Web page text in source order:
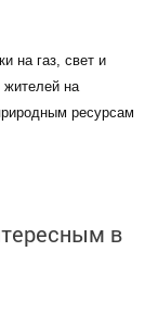
на газ, свет и
жителей на
ресурсам
в